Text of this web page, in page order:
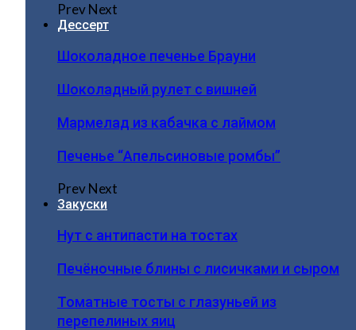
PrevNext
Дессерт
Шоколадное печенье Брауни
Шоколадный рулет с вишней
Мармелад из кабачка с лаймом
Печенье “Апельсиновые ромбы”
PrevNext
Закуски
Нут с антипасти на тостах
Печёночные блины с лисичками и сыром
Томатные тосты с глазуньей из
перепелиных яиц